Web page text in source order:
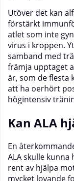
Utöver det kan
förstärkt
atlet som inte
virus i kroppen.
samband med
främja upptaget
är, som de flesta
att ha oerhört
högintensiv
Kan ALA
En
ALA skulle kunna
rent av hjälpa
mycket lovande